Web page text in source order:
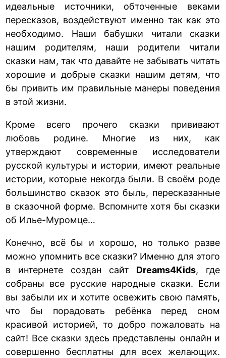
идеальные источники, обточенные веками
пересказов, воздействуют именно так как это
необходимо. Наши бабушки читали сказки
нашим родителям, наши родители читали
сказки нам, так что давайте не забывать читать
хорошие и добрые сказки нашим детям, что
бы привить им правильные манеры поведения
в этой жизни.
Кроме всего прочего сказки прививают
любовь родине. Многие из них, как
утверждают современные исследователи
русской культуры и истории, имеют реальные
истории, которые некогда были. В своём роде
большинство сказок это быль, пересказанные
в сказочной форме. Вспомните хотя бы сказки
об Илье-Муромце…
Конечно, всё бы и хорошо, но только разве
можно упомнить все сказки? Именно для этого
в интернете создан сайт Dreams4Kids, где
собраны все русские народные сказки. Если
вы забыли их и хотите освежить свою память,
что бы порадовать ребёнка перед сном
красивой историей, то добро пожаловать на
сайт! Все сказки здесь представлены онлайн и
совершенно бесплатны для всех желающих.